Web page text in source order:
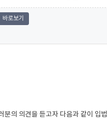
바로보기
분의 의견을 듣고자 다음과 같이 입법